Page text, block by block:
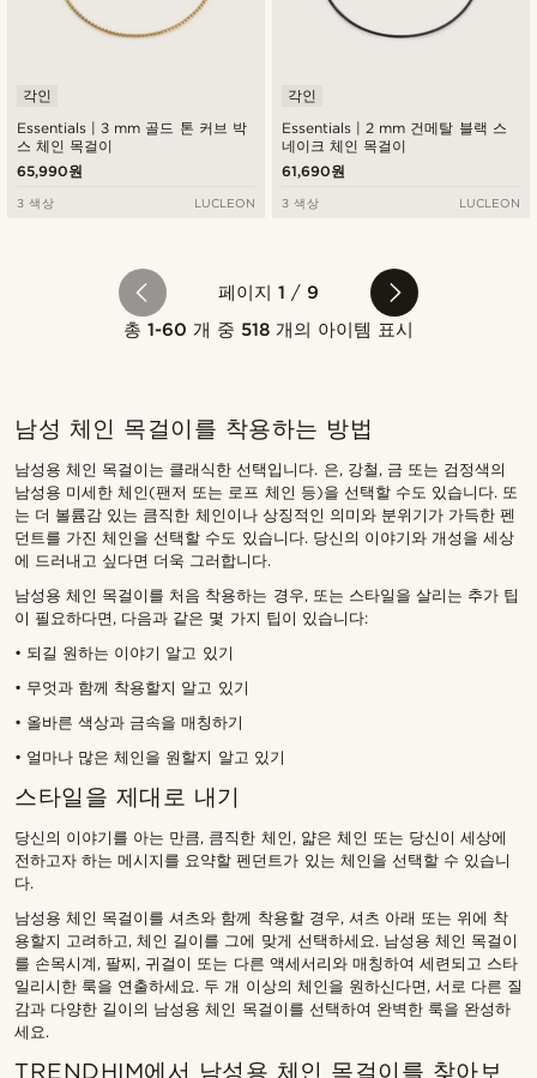
Essentials | 3 mm 골드 톤 커브 박
스 체인 목걸이
각인
65,990원
3 색상 LUCLEON
Essentials | 2 mm 건메탈 블랙 스
네이크 체인 목걸이
각인
61,690원
3 색상 LUCLEON
페이지 1 / 9
총 1-60 개 중 518 개의 아이템 표시
남성 체인 목걸이를 착용하는 방법
남성용 체인 목걸이는 클래식한 선택입니다. 은, 강철, 금 또는 검정색의
남성용 미세한 체인(팬저 또는 로프 체인 등)을 선택할 수도 있습니다. 또
는 더 볼륨감 있는 큼직한 체인이나 상징적인 의미와 분위기가 가득한 펜
던트를 가진 체인을 선택할 수도 있습니다. 당신의 이야기와 개성을 세상
에 드러내고 싶다면 더욱 그러합니다.
남성용 체인 목걸이를 처음 착용하는 경우, 또는 스타일을 살리는 추가 팁
이 필요하다면, 다음과 같은 몇 가지 팁이 있습니다:
• 되길 원하는 이야기 알고 있기
• 무엇과 함께 착용할지 알고 있기
• 올바른 색상과 금속을 매칭하기
• 얼마나 많은 체인을 원할지 알고 있기
스타일을 제대로 내기
당신의 이야기를 아는 만큼, 큼직한 체인, 얇은 체인 또는 당신이 세상에
전하고자 하는 메시지를 요약할 펜던트가 있는 체인을 선택할 수 있습니
다.
남성용 체인 목걸이를 셔츠와 함께 착용할 경우, 셔츠 아래 또는 위에 착
용할지 고려하고, 체인 길이를 그에 맞게 선택하세요. 남성용 체인 목걸이
를 손목시계, 팔찌, 귀걸이 또는 다른 액세서리와 매칭하여 세련되고 스타
일리시한 룩을 연출하세요. 두 개 이상의 체인을 원하신다면, 서로 다른 질
감과 다양한 길이의 남성용 체인 목걸이를 선택하여 완벽한 룩을 완성하
세요.
TRENDHIM에서 남성용 체인 목걸이를 찾아보